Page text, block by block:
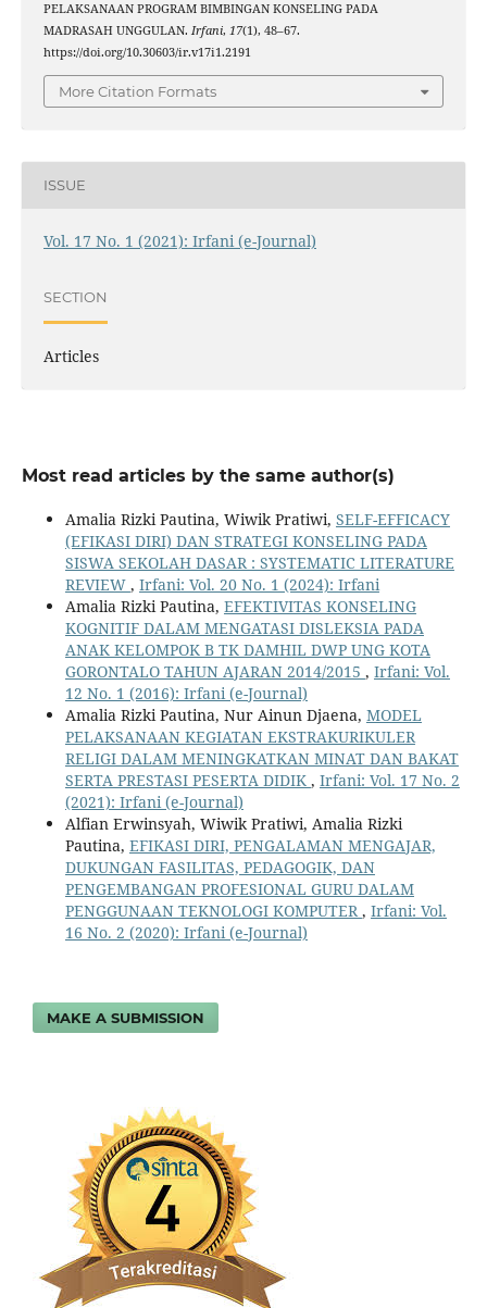
PELAKSANAAN PROGRAM BIMBINGAN KONSELING PADA
MADRASAH UNGGULAN. Irfani, 17(1), 48–67.
https://doi.org/10.30603/ir.v17i1.2191
More Citation Formats
ISSUE
Vol. 17 No. 1 (2021): Irfani (e-Journal)
SECTION
Articles
Most read articles by the same author(s)
Amalia Rizki Pautina, Wiwik Pratiwi, SELF-EFFICACY
(EFIKASI DIRI) DAN STRATEGI KONSELING PADA
SISWA SEKOLAH DASAR : SYSTEMATIC LITERATURE
REVIEW , Irfani: Vol. 20 No. 1 (2024): Irfani
Amalia Rizki Pautina, EFEKTIVITAS KONSELING
KOGNITIF DALAM MENGATASI DISLEKSIA PADA
ANAK KELOMPOK B TK DAMHIL DWP UNG KOTA
GORONTALO TAHUN AJARAN 2014/2015 , Irfani: Vol.
12 No. 1 (2016): Irfani (e-Journal)
Amalia Rizki Pautina, Nur Ainun Djaena, MODEL
PELAKSANAAN KEGIATAN EKSTRAKURIKULER
RELIGI DALAM MENINGKATKAN MINAT DAN BAKAT
SERTA PRESTASI PESERTA DIDIK , Irfani: Vol. 17 No. 2
(2021): Irfani (e-Journal)
Alfian Erwinsyah, Wiwik Pratiwi, Amalia Rizki
Pautina, EFIKASI DIRI, PENGALAMAN MENGAJAR,
DUKUNGAN FASILITAS, PEDAGOGIK, DAN
PENGEMBANGAN PROFESIONAL GURU DALAM
PENGGUNAAN TEKNOLOGI KOMPUTER , Irfani: Vol.
16 No. 2 (2020): Irfani (e-Journal)
MAKE A SUBMISSION